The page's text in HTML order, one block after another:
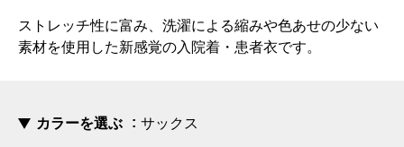
ストレッチ性に富み、洗濯による縮みや色あせの少ない
素材を使用した新感覚の入院着・患者衣です。
カラーを選ぶ サックス